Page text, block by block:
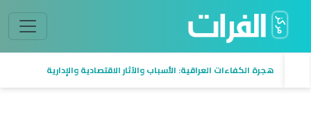
هجرة الكفاءات العراقية: الأسباب والآثار الاقتصادية والإدارية